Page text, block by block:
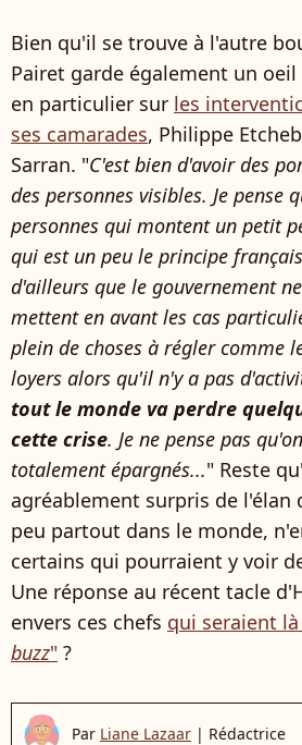
Bien qu'il se trouve à l'autre
Pairet garde également un oeil
en particulier sur les
ses camarades, Philippe
Sarran. "C'est bien d'avoir des
des personnes visibles. Je pense
personnes qui montent un petit
qui est un peu le principe
d'ailleurs que le gouvernement
mettent en avant les cas
plein de choses à régler comme
loyers alors qu'il n'y a pas
tout le monde va perdre
cette crise. Je ne pense pas
totalement épargnés..." Reste
agréablement surpris de l'élan
peu partout dans le monde,
certains qui pourraient y voir
Une réponse au récent tacle
envers ces chefs qui seraient
buzz" ?
Par Liane Lazaar | Rédactrice